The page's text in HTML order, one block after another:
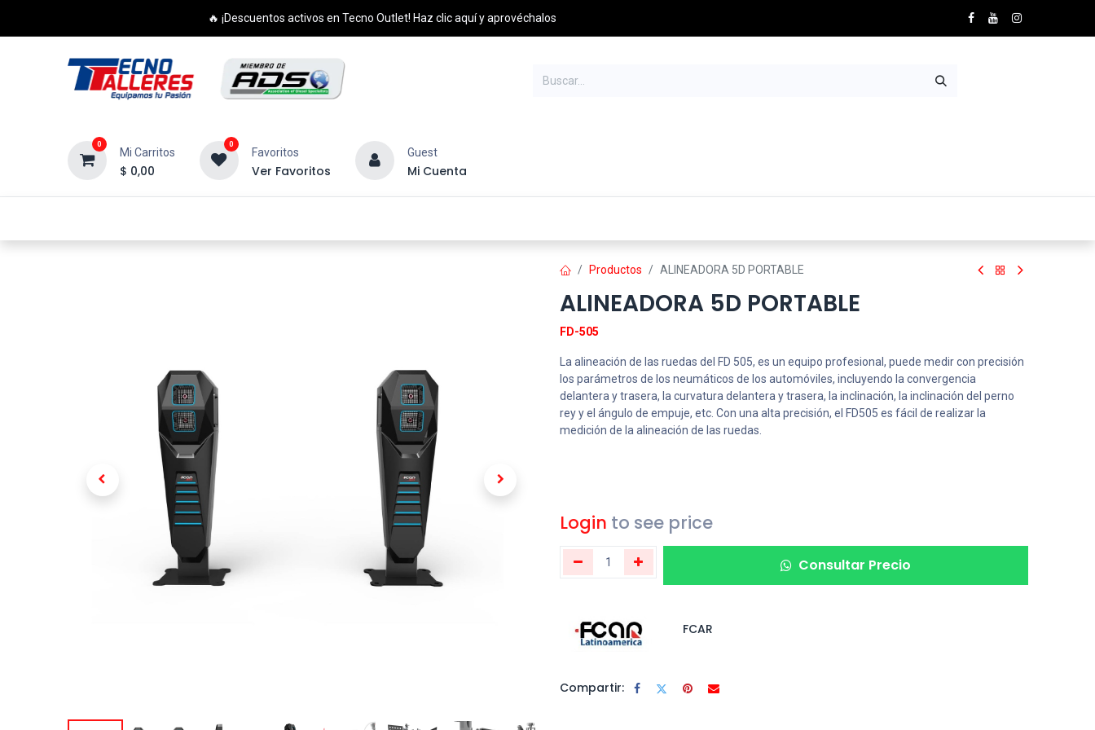
🔥 ¡Descuentos activos en Tecno Outlet! Haz clic aquí y aprovéchalos
0
Mi Carritos
$ 0,00
0
Favoritos
Ver Favoritos
Guest
Mi Cuenta
Productos ALINEADORA 5D PORTABLE
ALINEADORA 5D PORTABLE
FD-505
La alineación de las ruedas del FD 505, es un equipo profesional, puede medir con precisión
los parámetros de los neumáticos de los automóviles, incluyendo la convergencia
delantera y trasera, la curvatura delantera y trasera, la inclinación, la inclinación del perno
rey y el ángulo de empuje, etc. Con una alta precisión, el FD505 es fácil de realizar la
medición de la alineación de las ruedas.
Login to see price
Consultar Precio
FCAR
Compartir: